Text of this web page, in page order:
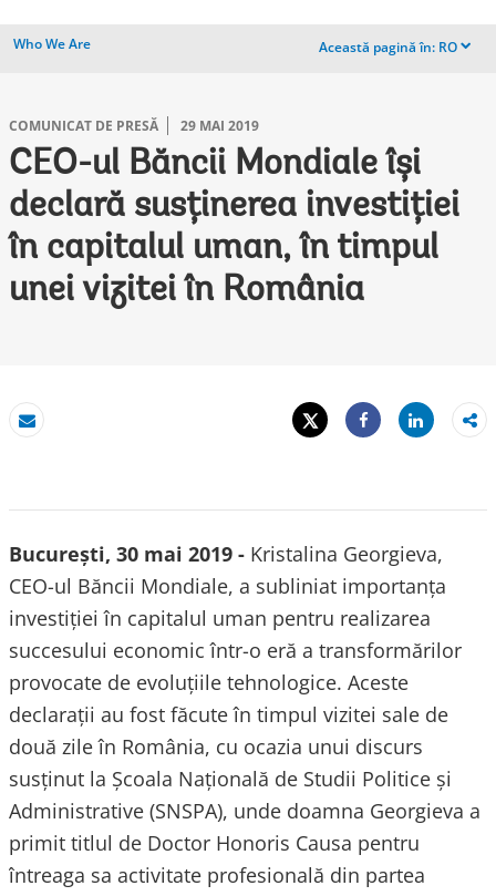
Who We Are Această pagină în: RO dropdown
COMUNICAT DE PRESĂ 29 MAI 2019
CEO-ul Băncii Mondiale își
declară susținerea investiției
în capitalul uman, în timpul
unei vizitei în România
E-mail
Tweet
Share
Share
București, 30 mai 2019 - Kristalina Georgieva,
CEO-ul Băncii Mondiale, a subliniat importanța
investiției în capitalul uman pentru realizarea
succesului economic într-o eră a transformărilor
provocate de evoluțiile tehnologice. Aceste
declarații au fost făcute în timpul vizitei sale de
două zile în România, cu ocazia unui discurs
susținut la Școala Națională de Studii Politice și
Administrative (SNSPA), unde doamna Georgieva a
primit titlul de Doctor Honoris Causa pentru
întreaga sa activitate profesională din partea